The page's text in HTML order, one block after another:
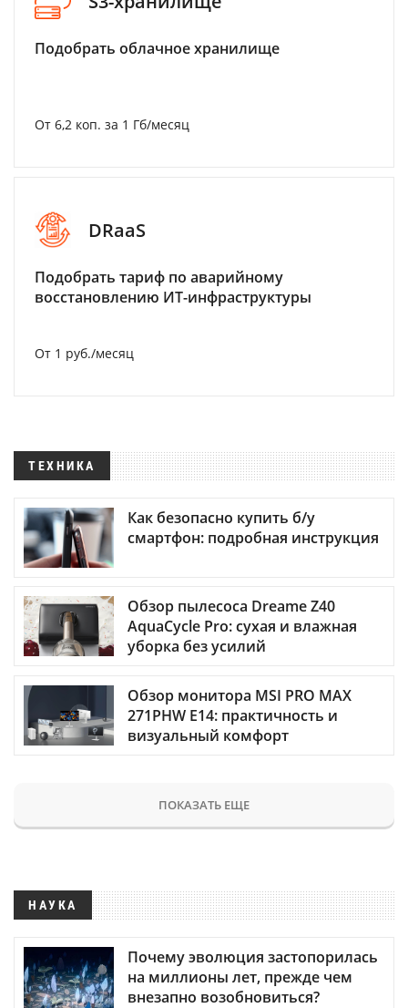
Подобрать облачное хранилище
От 6,2 коп. за 1 Гб/месяц
DRaaS
Подобрать тариф по аварийному
восстановлению ИТ-инфраструктуры
От 1 руб./месяц
ТЕХНИКА
Как безопасно купить б/у
смартфон: подробная инструкция
Обзор пылесоса Dreame Z40
AquaCycle Pro: сухая и влажная
уборка без усилий
Обзор монитора MSI PRO MAX
271PHW E14: практичность и
визуальный комфорт
ПОКАЗАТЬ ЕЩЕ
НАУКА
Почему эволюция застопорилась
на миллионы лет, прежде чем
внезапно возобновиться?